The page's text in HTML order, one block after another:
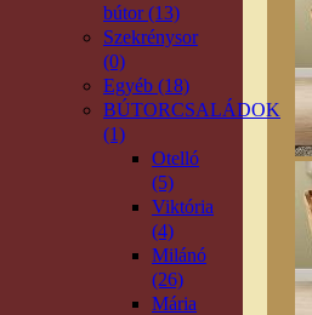
bútor (13)
Szekrénysor
(0)
Egyéb (18)
BÚTORCSALÁDOK
(1)
Otelló
(5)
Viktória
(4)
Milánó
(26)
Mária